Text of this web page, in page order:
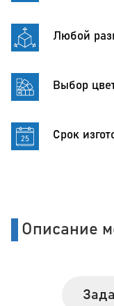
Любой
Выбор
Срок
Описание